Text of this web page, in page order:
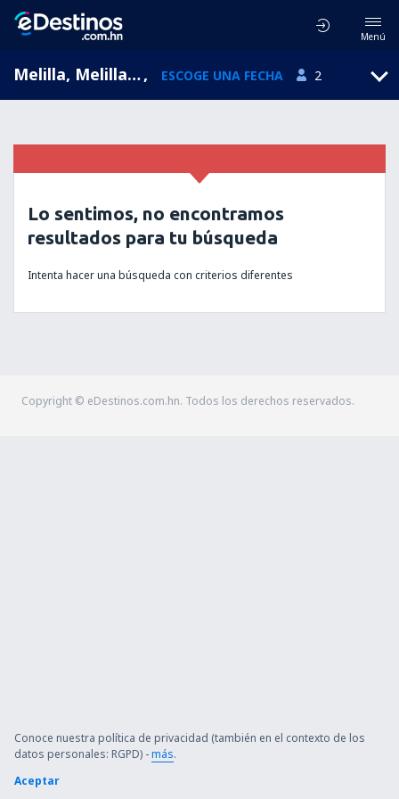
Menú
Melilla, Melilla, Ceuta y Melilla, España (MLN), ESCOGE UNA FECHA 2
Lo sentimos, no encontramos
resultados para tu búsqueda
Intenta hacer una búsqueda con criterios diferentes
Copyright © eDestinos.com.hn. Todos los derechos reservados.
Conoce nuestra política de privacidad (también en el contexto de los
datos personales: RGPD) -más.
Aceptar